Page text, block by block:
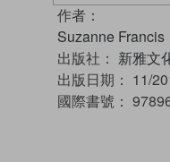
作者：
Suzanne Francis
出版社： 新雅文
出版日期： 11/
國際書號：